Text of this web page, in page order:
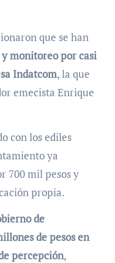
que se han
monitoreo por casi
Indatcom, la que
emecista Enrique
con los ediles
ya
700 mil pesos y
propia.
de
de pesos en
percepción,